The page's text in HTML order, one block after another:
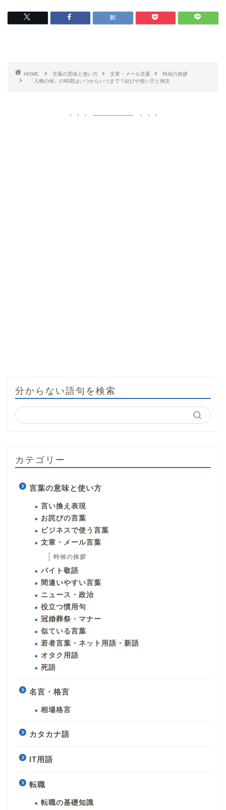
HOME 言葉の意味と使い方 文章・メール言葉
時候の挨拶
「入梅の候」の時期はいつからいつまで？結びや使い方と例文
分からない語句を検索
カテゴリー
言葉の意味と使い方
言い換え表現
お詫びの言葉
ビジネスで使う言葉
文章・メール言葉
時候の挨拶
バイト敬語
間違いやすい言葉
ニュース・政治
役立つ慣用句
冠婚葬祭・マナー
似ている言葉
若者言葉・ネット用語・新語
オタク用語
死語
名言・格言
相場格言
カタカナ語
IT用語
転職
転職の基礎知識